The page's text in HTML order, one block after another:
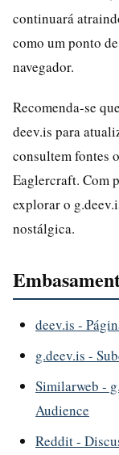
continuará
como um ponto
navegador.
Recomenda-se
deev.is para
consultem fontes
Eaglercraft. Com
explorar o
nostálgica.
deev.is -
g.deev.is -
Similarweb -
Audience
Reddit -